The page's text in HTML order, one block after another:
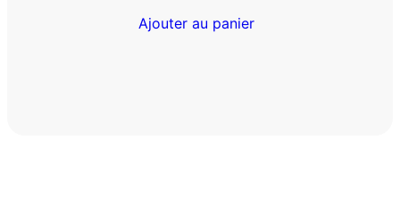
initial
Ajouter au panier